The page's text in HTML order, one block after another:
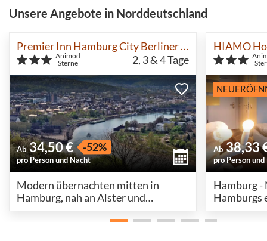
Unsere Angebote in Norddeutschland
Premier Inn Hamburg City Berliner Tor
Animod
Sterne
2, 3 & 4Tage
Ab 34,50 € -52%
pro Person und Nacht
Modern übernachten mitten in
Hamburg, nah an Alster und
HIAMO
Ab 38,33
pro Person
Hamburg -
Hamburgs